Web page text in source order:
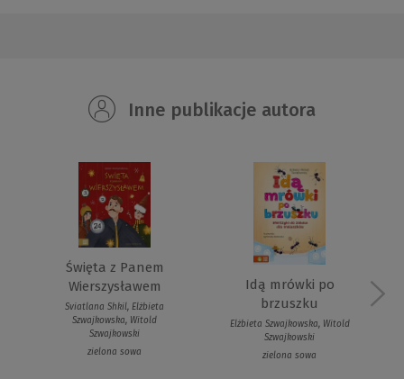
Inne publikacje autora
Święta z Panem
Wierszysławem
Sviatlana Shkil, Elżbieta
Szwajkowska, Witold
Szwajkowski
zielona sowa
Idą mrówki po
brzuszku
Elżbieta Szwajkowska, Witold
Szwajkowski
zielona sowa